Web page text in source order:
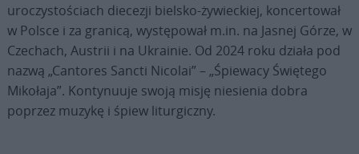
uroczystościach diecezji bielsko-żywieckiej, koncertował
w Polsce i za granicą, występował m.in. na Jasnej Górze, w
Czechach, Austrii i na Ukrainie. Od 2024 roku działa pod
nazwą „Cantores Sancti Nicolai” – „Śpiewacy Świętego
Mikołaja”. Kontynuuje swoją misję niesienia dobra
poprzez muzykę i śpiew liturgiczny.